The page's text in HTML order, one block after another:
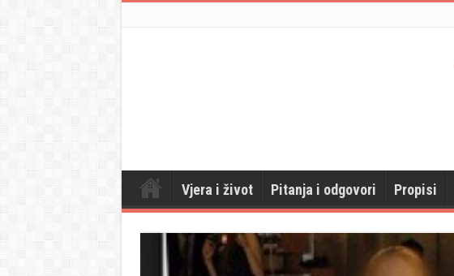
Vjera i život Pitanja i odgovori Propisi